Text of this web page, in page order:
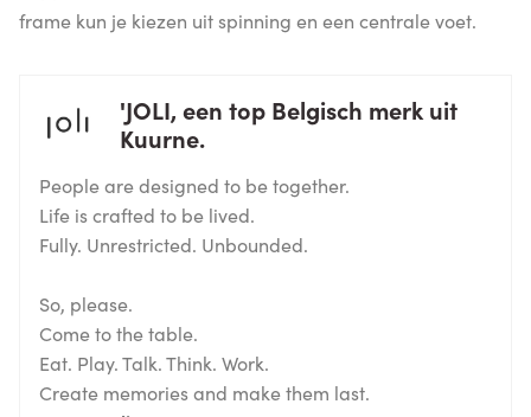
frame kun je kiezen uit spinning en een centrale voet.
'JOLI, een top Belgisch merk uit
Kuurne.
People are designed to be together.
Life is crafted to be lived.
Fully. Unrestricted. Unbounded.
So, please.
Come to the table.
Eat. Play. Talk. Think. Work.
Create memories and make them last.